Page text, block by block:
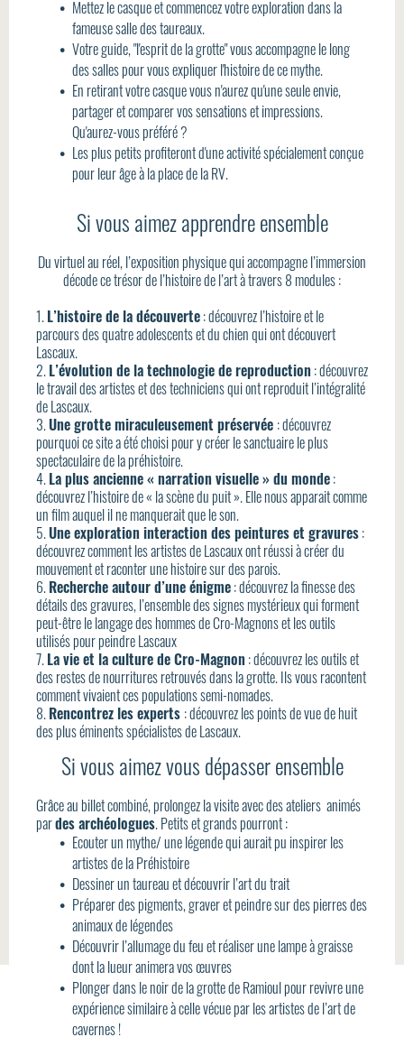
Mettez le casque et commencez votre exploration dans la
fameuse salle des taureaux.
Votre guide, "l'esprit de la grotte" vous accompagne le long
des salles pour vous expliquer l'histoire de ce mythe.
En retirant votre casque vous n'aurez qu'une seule envie,
partager et comparer vos sensations et impressions.
Qu'aurez-vous préféré ?
Les plus petits profiteront d'une activité spécialement conçue
pour leur âge à la place de la RV.
Si vous aimez apprendre ensemble
Du virtuel au réel, l’exposition physique qui accompagne l’immersion
décode ce trésor de l’histoire de l’art à travers 8 modules :
1. L’histoire de la découverte : découvrez l’histoire et le
parcours des quatre adolescents et du chien qui ont découvert
Lascaux.
2. L’évolution de la technologie de reproduction : découvrez
le travail des artistes et des techniciens qui ont reproduit l’intégralité
de Lascaux.
3.Une grotte miraculeusement préservée : découvrez
pourquoi ce site a été choisi pour y créer le sanctuaire le plus
spectaculaire de la préhistoire.
4. La plus ancienne « narration visuelle » du monde :
découvrez l’histoire de « la scène du puit ». Elle nous apparait comme
un film auquel il ne manquerait que le son.
5.Une exploration interaction des peintures et gravures :
découvrez comment les artistes de Lascaux ont réussi à créer du
mouvement et raconter une histoire sur des parois.
6. Recherche autour d’une énigme : découvrez la finesse des
détails des gravures, l’ensemble des signes mystérieux qui forment
peut-être le langage des hommes de Cro-Magnons et les outils
utilisés pour peindre Lascaux
7. La vie et la culture de Cro-Magnon : découvrez les outils et
des restes de nourritures retrouvés dans la grotte. Ils vous racontent
comment vivaient ces populations semi-nomades.
8. Rencontrez les experts : découvrez les points de vue de huit
des plus éminents spécialistes de Lascaux.
Si vous aimez vous dépasser ensemble
Grâce au billet combiné, prolongez la visite avec des ateliers animés
pardes archéologues. Petits et grands pourront :
Ecouter un mythe/ une légende qui aurait pu inspirer les
artistes de la Préhistoire
Dessiner un taureau et découvrir l’art du trait
Préparer des pigments, graver et peindre sur des pierres des
animaux de légendes
Découvrir l’allumage du feu et réaliser une lampe à graisse
dont la lueur animera vos œuvres
Plonger dans le noir de la grotte de Ramioul pour revivre une
expérience similaire à celle vécue par les artistes de l’art de
cavernes !